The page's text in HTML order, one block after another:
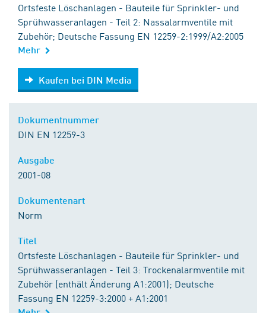
Ortsfeste Löschanlagen - Bauteile für Sprinkler- und
Sprühwasseranlagen - Teil 2: Nassalarmventile mit
Zubehör; Deutsche Fassung EN 12259-2:1999/A2:2005
Mehr
Kaufen bei DIN Media
Kaufen bei DIN Media
DIN EN 12259-3
2001-08
Norm
Ortsfeste Löschanlagen - Bauteile für Sprinkler- und
Sprühwasseranlagen - Teil 3: Trockenalarmventile mit
Zubehör (enthält Änderung A1:2001); Deutsche
Fassung EN 12259-3:2000 + A1:2001